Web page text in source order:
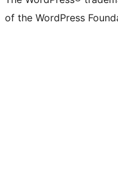
of the WordPress